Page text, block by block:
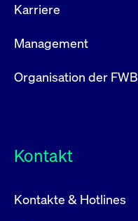
Karriere
Management
Organisation der FWB
Kontakt
Kontakte & Hotlines